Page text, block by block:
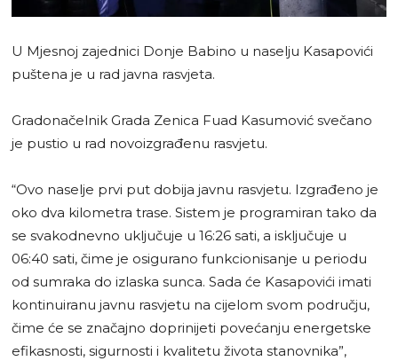
U Mjesnoj zajednici Donje Babino u naselju Kasapovići
puštena je u rad javna rasvjeta.
Gradonačelnik Grada Zenica Fuad Kasumović svečano
je pustio u rad novoizgrađenu rasvjetu.
“Ovo naselje prvi put dobija javnu rasvjetu. Izgrađeno je
oko dva kilometra trase. Sistem je programiran tako da
se svakodnevno uključuje u 16:26 sati, a isključuje u
06:40 sati, čime je osigurano funkcionisanje u periodu
od sumraka do izlaska sunca. Sada će Kasapovići imati
kontinuiranu javnu rasvjetu na cijelom svom području,
čime će se značajno doprinijeti povećanju energetske
efikasnosti, sigurnosti i kvalitetu života stanovnika”,